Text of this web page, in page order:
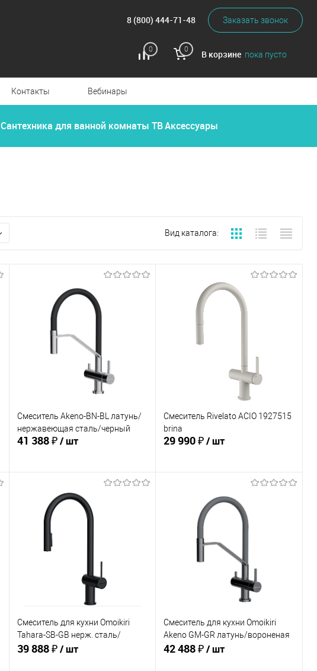
8 (800) 444-71-48 Заказать звонок
0 0 В корзине пока пусто
Контакты Вебинары
Сантехника для ванной комнаты ТВАксессуары
Вид каталога:
Смеситель Akeno-BN-BL латунь/
нержавеющая сталь/черный
41 388 ₽/ шт
В корзину
Купить в 1 клик
В избранное
Смеситель Rivelato ACIO 1927515
brina
29 990 ₽/ шт
Купить в 1 клик
В избранное
Смеситель для кухни Omoikiri
Tahara-SB-GB нерж. сталь/
графит
39 888 ₽/ шт
Смеситель для кухни Omoikiri
Akeno GM-GR латунь/вороненая
сталь/leningrad grey
42 488 ₽/ шт